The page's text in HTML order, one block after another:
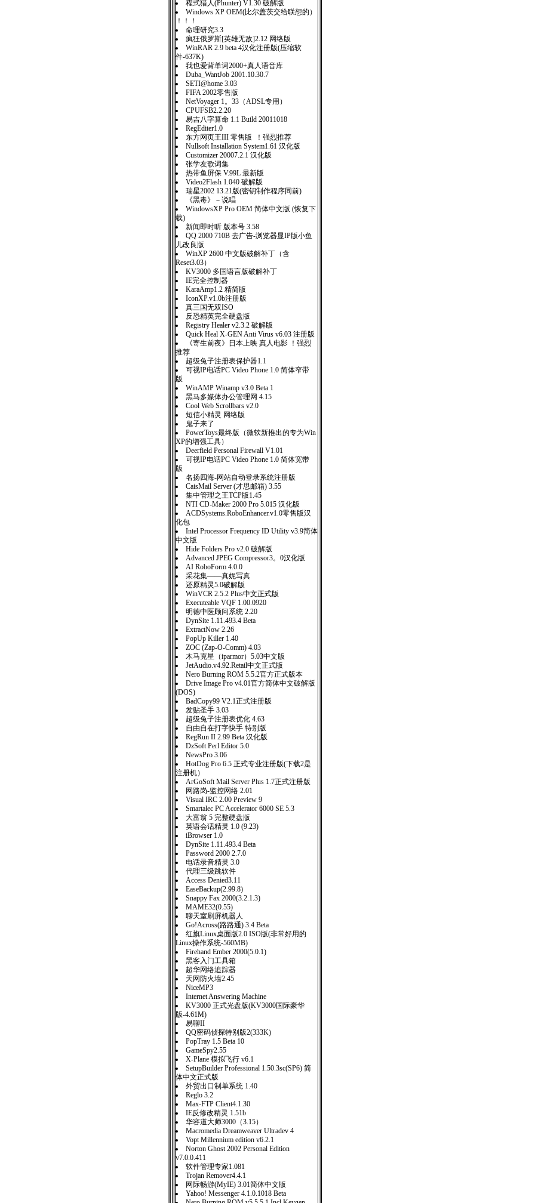
程式猎人(Phunter) V1.30 破解版
Windows XP OEM(比尔盖茨交给联想的）
！！！
命理研究3.3
疯狂俄罗斯[英雄无敌]2.12 网络版
WinRAR 2.9 beta 4汉化注册版(压缩软
件-637K)
我也爱背单词2000+真人语音库
Duba_WantJob 2001.10.30.7
SETI@home 3.03
FIFA 2002零售版
NetVoyager 1。33（ADSL专用）
CPUFSB2.2.20
易吉八字算命 1.1 Build 20011018
RegEditer1.0
东方网页王III 零售版 ！强烈推荐
Nullsoft Installation System1.61 汉化版
Customizer 20007.2.1 汉化版
张学友歌词集
热带鱼屏保 V.99L 最新版
Video2Flash 1.040 破解版
瑞星2002 13.21版(密钥制作程序同前)
《黑毒》－说唱
WindowsXP Pro OEM 简体中文版 (恢复下
载)
新闻即时听 版本号 3.58
QQ 2000 710B 去广告-浏览器显IP版小鱼
儿改良版
WinXP 2600 中文版破解补丁（含
Reset3.03）
KV3000 多国语言版破解补丁
IE完全控制器
KaraAmp1.2 精简版
IconXP.v1.0b注册版
真三国无双ISO
反恐精英完全硬盘版
Registry Healer v2.3.2 破解版
Quick Heal X-GEN Anti Virus v6.03 注册版
《寄生前夜》日本上映 真人电影 ！强烈
推荐
超级兔子注册表保护器1.1
可视IP电话PC Video Phone 1.0 简体窄带
版
WinAMP Winamp v3.0 Beta 1
黑马多媒体办公管理网 4.15
Cool Web Scrollbars v2.0
短信小精灵 网络版
鬼子来了
PowerToys最终版（微软新推出的专为Win
XP的增强工具）
Deerfield Personal Firewall V1.01
可视IP电话PC Video Phone 1.0 简体宽带
版
名扬四海-网站自动登录系统注册版
CaisMail Server (才思邮箱) 3.55
集中管理之王TCP版1.45
NTI CD-Maker 2000 Pro 5.015 汉化版
ACDSystems.RoboEnhancer.v1.0零售版汉
化包
Intel Processor Frequency ID Utility v3.9简体
中文版
Hide Folders Pro v2.0 破解版
Advanced JPEG Compressor3。0汉化版
AI RoboForm 4.0.0
采花集——真妮写真
还原精灵5.0破解版
WinVCR 2.5.2 Plus中文正式版
Executeable VQF 1.00.0920
明德中医顾问系统 2.20
DynSite 1.11.493.4 Beta
ExtractNow 2.26
PopUp Killer 1.40
ZOC (Zap-O-Comm) 4.03
木马克星（iparmor）5.03中文版
JetAudio.v4.92.Retail中文正式版
Nero Burning ROM 5.5.2官方正式版本
Drive Image Pro v4.01官方简体中文破解版
(DOS)
BadCopy99 V2.1正式注册版
发贴圣手 3.03
超级兔子注册表优化 4.63
自由自在打字快手 特别版
RegRun II 2.99 Beta 汉化版
DzSoft Perl Editor 5.0
NewsPro 3.06
HotDog Pro 6.5 正式专业注册版(下载2是
注册机）
ArGoSoft Mail Server Plus 1.7正式注册版
网路岗-监控网络 2.01
Visual IRC 2.00 Preview 9
Smartalec PC Accelerator 6000 SE 5.3
大富翁 5 完整硬盘版
英语会话精灵 1.0 (9.23)
iBrowser 1.0
DynSite 1.11.493.4 Beta
Password 2000 2.7.0
电话录音精灵 3.0
代理三级跳软件
Access Denied3.11
EaseBackup(2.99.8)
Snappy Fax 2000(3.2.1.3)
MAME32(0.55)
聊天室刷屏机器人
Go!Across(路路通) 3.4 Beta
红旗Linux桌面版2.0 ISO版(非常好用的
Linux操作系统-560MB)
Firehand Ember 2000(5.0.1)
黑客入门工具箱
超华网络追踪器
天网防火墙2.45
NiceMP3
Internet Answering Machine
KV3000 正式光盘版(KV3000国际豪华
版-4.61M)
易聊II
QQ密码侦探特别版2(333K)
PopTray 1.5 Beta 10
GameSpy2.55
X-Plane 模拟飞行 v6.1
SetupBuilder Professional 1.50.3sc(SP6) 简
体中文正式版
外贸出口制单系统 1.40
Reglo 3.2
Max-FTP Client4.1.30
IE反修改精灵 1.51b
华容道大师3000（3.15）
Macromedia Dreamweaver Ultradev 4
Vopt Millennium edition v6.2.1
Norton Ghost 2002 Personal Edition
v7.0.0.411
软件管理专家1.081
Trojan Remover4.4.1
网际畅游(MyIE) 3.01简体中文版
Yahoo! Messenger 4.1.0.1018 Beta